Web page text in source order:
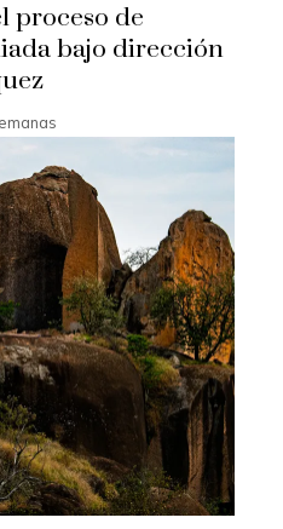
proceso de
bajo dirección